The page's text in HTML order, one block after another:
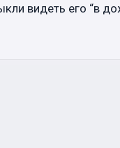
видеть его “в